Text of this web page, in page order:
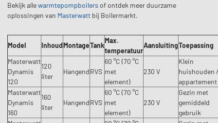
Bekijk allewarmtepompboilers of ontdek meer duurzame
oplossingen van Masterwatt bij Boilermarkt.
Model InhoudMontageTank
Max.
temperatuur
AansluitingToepassing
Masterwatt
Dynamis
120
120
liter
HangendRVS
60 °C (70 °C
met
element)
230 V
Klein
huishouden
appartement
Masterwatt
Dynamis
160
160
liter
HangendRVS
60 °C (70 °C
met
element)
230 V
Gezin met
gemiddeld
gebruik